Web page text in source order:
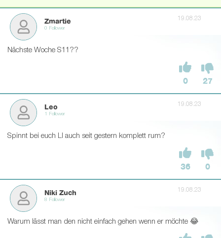
Zmartie
0 Follower
19.08.23
Nächste Woche S11??
0 27
Leo
1 Follower
19.08.23
Spinnt bei euch LI auch seit gestern komplett rum?
36 0
Niki Zuch
8 Follower
19.08.23
Warum lässt man den nicht einfach gehen wenn er möchte 😂